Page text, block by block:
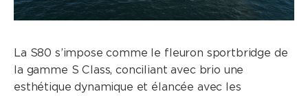
La S80 s’impose comme le fleuron sportbridge de
la gamme S Class, conciliant avec brio une
esthétique dynamique et élancée avec les